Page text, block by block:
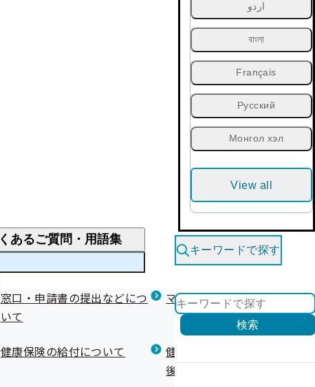
اردو
বাংলা
Français
Русский
Монгол хэл
View all
医療費が高額になりそう・なったとき
限度額適用認定・高額療養費・高額介護合算
医療費の全額を負担したとき
健診を受けた後の健康づくり
ついて 健康宣言（コラボヘルス）
報） 健康づくりコラム
あるご質問・用語集
窓口・申請書の提出などにつ
いて
マイナ保険証等関連について
健康保険の給付について
健康保険任意継続制度（退職
後の健康保険）について
キーワードで探す
検索